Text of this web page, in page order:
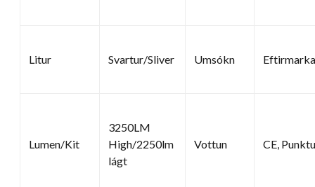
Litur Svartur/Sliver Umsókn
Lumen/Kit
3250LM
High/2250lm
lágt
Vottun CE,